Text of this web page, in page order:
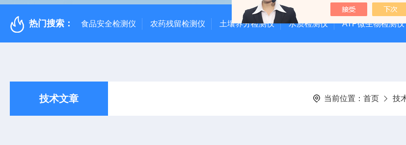
热门搜索： 食品安全检测仪 农药残留检测仪 土壤养分检测仪 水质检测仪 ATP微生物检测仪
技术文章 当前位置： 首页 技